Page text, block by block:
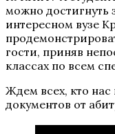
можно достигнуть
интересном вузе
гости, приняв
классах по всем
Ждем всех, кто
документов от